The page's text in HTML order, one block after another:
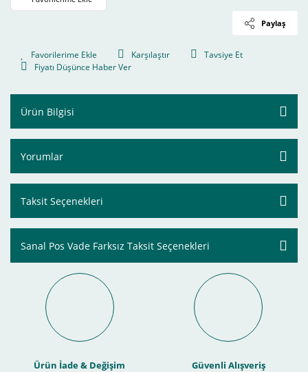
Paylaş
Karşılaştır
Tavsiye Et
Fiyatı Düşünce Haber Ver
Ürün Bilgisi
Yorumlar
Taksit Seçenekleri
Sanal Pos Vade Farksız Taksit Seçenekleri
Ürün İade & Değişim Güvenli Alışveriş